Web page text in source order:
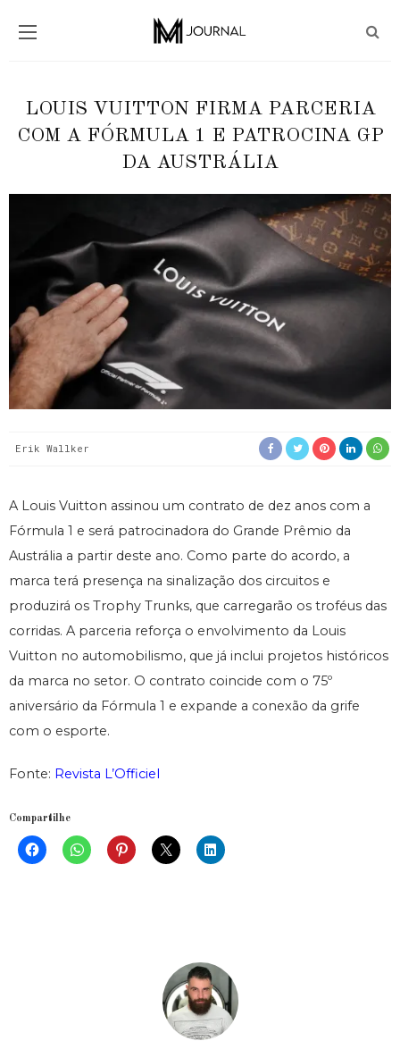
LOUIS VUITTON FIRMA PARCERIA
COM A FÓRMULA 1 E PATROCINA GP
DA AUSTRÁLIA
Erik Wallker
A Louis Vuitton assinou um contrato de dez anos com a
Fórmula 1 e será patrocinadora do Grande Prêmio da
Austrália a partir deste ano. Como parte do acordo, a
marca terá presença na sinalização dos circuitos e
produzirá os Trophy Trunks, que carregarão os troféus das
corridas. A parceria reforça o envolvimento da Louis
Vuitton no automobilismo, que já inclui projetos históricos
da marca no setor. O contrato coincide com o 75º
aniversário da Fórmula 1 e expande a conexão da grife
com o esporte.
Fonte: Revista L’Officiel
Compartilhe